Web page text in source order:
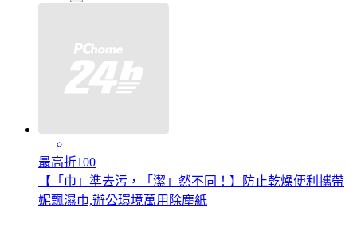
最高折100
【「巾」準去污，「潔」然不同！】防止乾燥便利攜帶
妮飄濕巾,辦公環境萬用除塵紙